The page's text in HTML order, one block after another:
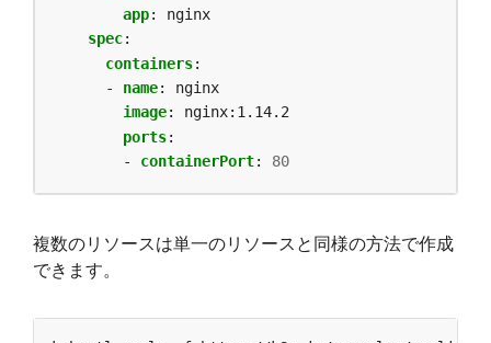
app:
nginx
spec:
containers:
- name:
nginx
image:
nginx:1.14.2
ports:
- containerPort: 80
複数のリソースは単一のリソースと同様の方法で作成
できます。